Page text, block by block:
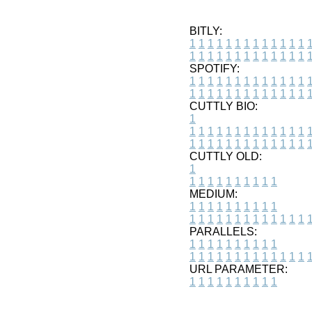
BITLY:
1 1 1 1 1 1 1 1 1 1 1 1 1 1
1 1 1 1 1 1 1 1 1 1 1 1 1 1
SPOTIFY:
1 1 1 1 1 1 1 1 1 1 1 1 1 1
1 1 1 1 1 1 1 1 1 1 1 1 1 1
CUTTLY BIO:
1
1 1 1 1 1 1 1 1 1 1 1 1 1 1
1 1 1 1 1 1 1 1 1 1 1 1 1 1
CUTTLY OLD:
1
1 1 1 1 1 1 1 1 1 1
MEDIUM:
1 1 1 1 1 1 1 1 1 1
1 1 1 1 1 1 1 1 1 1 1 1 1 1
PARALLELS:
1 1 1 1 1 1 1 1 1 1
1 1 1 1 1 1 1 1 1 1 1 1 1 1
URL PARAMETER:
1 1 1 1 1 1 1 1 1 1